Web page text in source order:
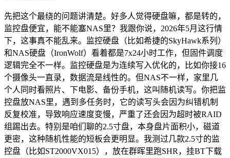
先把这个最绕的问题讲清楚。好多人觉得硬盘嘛，都是转的，
监控盘便宜，能不能塞NAS里？我跟你说，2026年5月这行情
下，这事真不能乱来。监控硬盘（比如希捷的SkyHawk系列）
和NAS硬盘（IronWolf）看着都是7x24小时工作，但固件调度
逻辑完全不一样。监控硬盘是为连续写入优化的，比如你接16
个摄像头一直录，数据流是线性的。但NAS不一样，家里几
个人同时看照片、下电影、备份手机，这叫随机读写。你把监
控盘放NAS里，遇到多任务时，它的读写头会因为纠错机制
反复校准，导致响应速度变慢，严重了还会因为超时被RAID
组踢出去。特别是咱们聊的2.5寸盘，本身盘片面积小，磁道
更密，这种随机性能的短板会更明显。我测过几款2.5寸的监
控盘（比如ST2000VX015），放在群晖里跑SHR，挂BT下载